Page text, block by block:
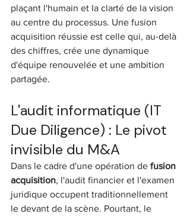
plaçant l'humain et la clarté de la vision
au centre du processus. Une fusion
acquisition réussie est celle qui, au-delà
des chiffres, crée une dynamique
d'équipe renouvelée et une ambition
partagée.
L'audit informatique (IT
Due Diligence) : Le pivot
invisible du M&A
Dans le cadre d'une opération de fusion
acquisition, l'audit financier et l'examen
juridique occupent traditionnellement
le devant de la scène. Pourtant, le